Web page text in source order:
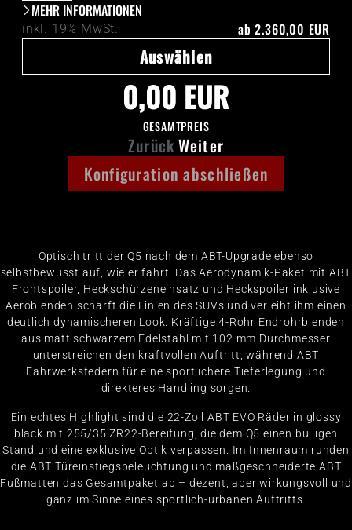
MEHR INFORMATIONEN
inkl. 19% MwSt. ab2.360,00 EUR
Auswählen
0,00 EUR
GESAMTPREIS
Zurück Weiter
Konfiguration abschließen
Optisch tritt der Q5 nach dem ABT-Upgrade ebenso
selbstbewusst auf, wie er fährt. Das Aerodynamik-Paket mit ABT
Frontspoiler, Heckschürzeneinsatz und Heckspoiler inklusive
Aeroblenden schärft die Linien des SUVs und verleiht ihm einen
deutlich dynamischeren Look. Kräftige 4-Rohr Endrohrblenden
aus matt schwarzem Edelstahl mit 102 mm Durchmesser
unterstreichen den kraftvollen Auftritt, während ABT
Fahrwerksfedern für eine sportlichere Tieferlegung und
direkteres Handling sorgen.
Ein echtes Highlight sind die 22-Zoll ABT EVO Räder in glossy
black mit 255/35 ZR22-Bereifung, die dem Q5 einen bulligen
Stand und eine exklusive Optik verpassen. Im Innenraum runden
die ABT Türeinstiegsbeleuchtung und maßgeschneiderte ABT
Fußmatten das Gesamtpaket ab – dezent, aber wirkungsvoll und
ganz im Sinne eines sportlich-urbanen Auftritts.